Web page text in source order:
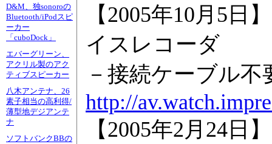
D&M、独sonoroの
Bluetooth/iPodスピ
ーカー
「cuboDock」
エバーグリーン、
アクリル製のアク
ティブスピーカー
八木アンテナ、26
素子相当の高利得/
薄型地デジアンテ
ナ
ソフトバンクBBの
【2005年10月5
イスレコーダ
－接続ケーブル不
http://
【2005年2月24